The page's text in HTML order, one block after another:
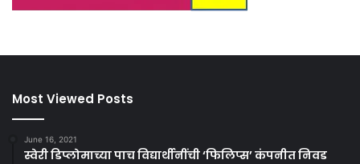
Most Viewed Posts
June 16, 2021
स्वेरी डिप्लोमाच्या पाच विद्यार्थीनींची ‘फिलिप्स’ कंपनीत निवड